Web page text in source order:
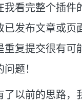
我看完整个插件
已发布文章或页
重复提交很有可
题！
了以前的思路，